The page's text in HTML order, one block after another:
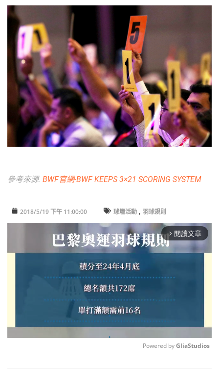
參考來源: BWF官網-BWF KEEPS 3×21 SCORING SYSTEM
2018/5/19 下午 11:00:00 球壇活動 , 羽球規則
arrow_forward_ios 閱讀文章
Powered by GliaStudios